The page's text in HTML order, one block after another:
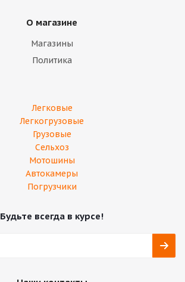
О магазине
Магазины
Политика
Легковые
Легкогрузовые
Грузовые
Сельхоз
Мотошины
Автокамеры
Погрузчики
Будьте всегда в курсе!